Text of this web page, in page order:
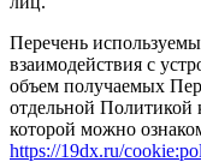
Перечень
взаимодействия с
объем получаемых
отдельной Политикой
которой можно
https://19dx.ru/